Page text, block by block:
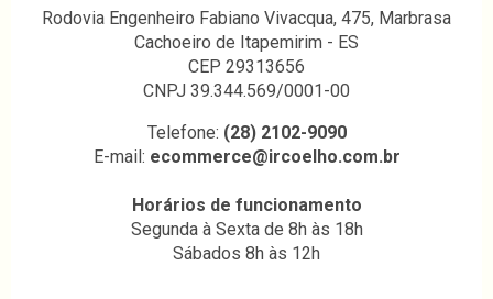
Rodovia Engenheiro Fabiano Vivacqua, 475, Marbrasa
Cachoeiro de Itapemirim - ES
CEP 29313656
CNPJ 39.344.569/0001-00
Telefone: (28) 2102-9090
E-mail: ecommerce@ircoelho.com.br
Horários de funcionamento
Segunda à Sexta de 8h às 18h
Sábados 8h às 12h